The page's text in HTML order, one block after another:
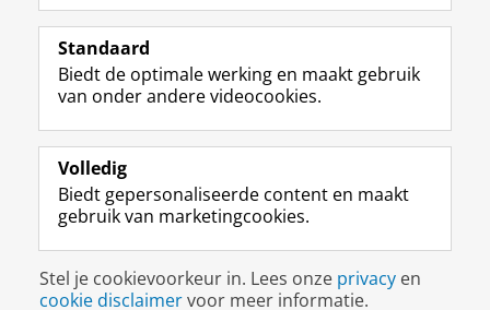
Volg de RUG
F
a
e
b
o
p
a
i
n
a
L
i
k
e
I
-
p
g
i
n
R
S
-
f
e
R
k
s
u
I
n
t
r
m
c
c
o
Y
o
T
e
k
a
a
Studiekiezers
Alumni
Over ons
Disclaimer & Copyright
Inloggen
Standaard
Biedt de optimale werking en maakt gebruik
van onder andere videocookies.
Volledig
Biedt gepersonaliseerde content en maakt
gebruik van marketingcookies.
Stel je cookievoorkeur in. Lees onze privacy en
cookie disclaimervoor meer informatie.